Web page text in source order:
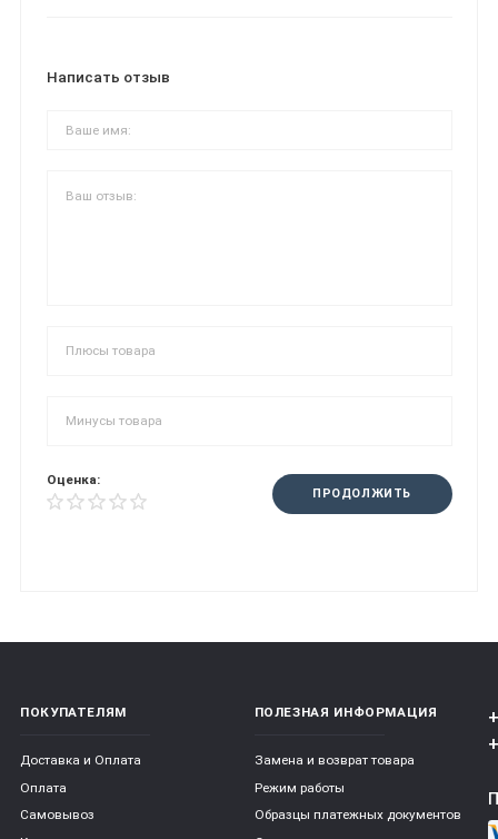
Написать отзыв
Оценка:
ПРОДОЛЖИТЬ
ПОКУПАТЕЛЯМ
Доставка и Оплата
Оплата
Самовывоз
ПОЛЕЗНАЯ ИНФОРМАЦИЯ
Замена и возврат товара
Режим работы
Образцы платежных документов